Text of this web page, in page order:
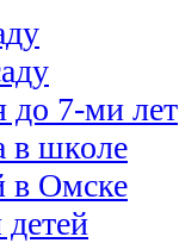
до 7-ми лет
в школе
Омске